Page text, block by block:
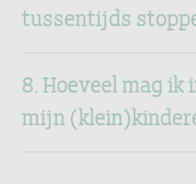
tussentijds
8. Hoeveel mag ik
mijn